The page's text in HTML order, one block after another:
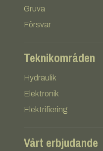
Gruva
Försvar
Teknikområden
Hydraulik
Elektronik
Elektrifiering
Vårt erbjudande